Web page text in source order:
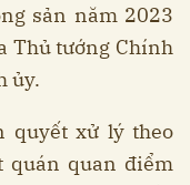
sản năm 2023
Thủ tướng Chính
ủy.
quyết xử lý theo
quán quan điểm